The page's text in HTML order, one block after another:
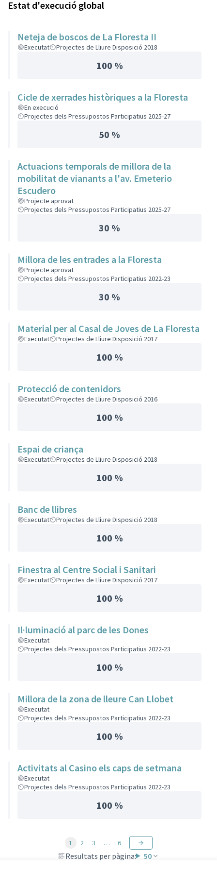
Estat d'execució global
Neteja de boscos de La Floresta II
Executat Projectes de Lliure Disposició 2018
100 %
Cicle de xerrades històriques a la Floresta
En execució
Projectes dels Pressupostos Participatius 2025-27
50 %
Actuacions temporals de millora de la
mobilitat de vianants a l'av. Emeterio
Escudero
Projecte aprovat
Projectes dels Pressupostos Participatius 2025-27
30 %
Millora de les entrades a la Floresta
Projecte aprovat
Projectes dels Pressupostos Participatius 2022-23
30 %
Material per al Casal de Joves de La Floresta
Executat Projectes de Lliure Disposició 2017
100 %
Protecció de contenidors
Executat Projectes de Lliure Disposició 2016
100 %
Espai de criança
Executat Projectes de Lliure Disposició 2018
100 %
Banc de llibres
Executat Projectes de Lliure Disposició 2018
100 %
Finestra al Centre Social i Sanitari
Executat Projectes de Lliure Disposició 2017
100 %
Il·luminació al parc de les Dones
Executat
Projectes dels Pressupostos Participatius 2022-23
100 %
Millora de la zona de lleure Can Llobet
Executat
Projectes dels Pressupostos Participatius 2022-23
100 %
Activitats al Casino els caps de setmana
Executat
Projectes dels Pressupostos Participatius 2022-23
100 %
Resultats per pàgina: 50
1 2 3 … 6